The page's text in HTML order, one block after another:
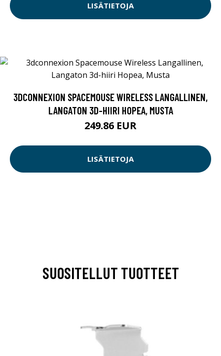
LISÄTIETOJA
3DCONNEXION SPACEMOUSE WIRELESS LANGALLINEN,
LANGATON 3D-HIIRI HOPEA, MUSTA
249.86 EUR
LISÄTIETOJA
SUOSITELLUT TUOTTEET